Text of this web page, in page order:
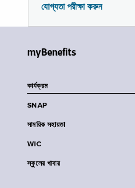
যোগ্যতা পরীক্ষা করুন
myBenefits
কার্যক্রম
SNAP
সাময়িক সহায়তা
WIC
স্কুলের খাবার